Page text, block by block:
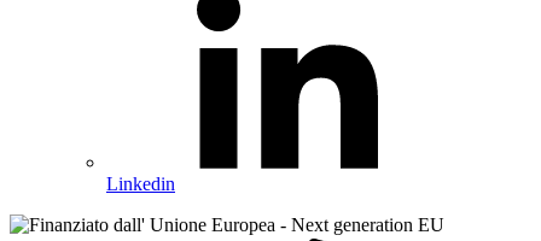
Linkedin